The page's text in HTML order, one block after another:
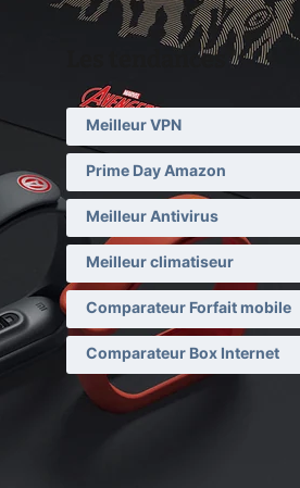
Les tendances
Meilleur VPN
Prime Day Amazon
Meilleur Antivirus
Meilleur climatiseur
Comparateur Forfait mobile
Comparateur Box Internet